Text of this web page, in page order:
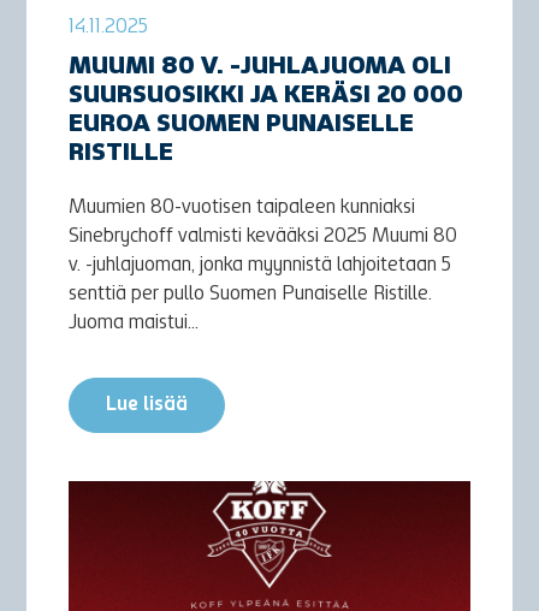
14.11.2025
MUUMI 80 V. -JUHLAJUOMA OLI
SUURSUOSIKKI JA KERÄSI 20 000
EUROA SUOMEN PUNAISELLE
RISTILLE
Muumien 80-vuotisen taipaleen kunniaksi
Sinebrychoff valmisti kevääksi 2025 Muumi 80
v. -juhlajuoman, jonka myynnistä lahjoitetaan 5
senttiä per pullo Suomen Punaiselle Ristille.
Juoma maistui...
Lue lisää